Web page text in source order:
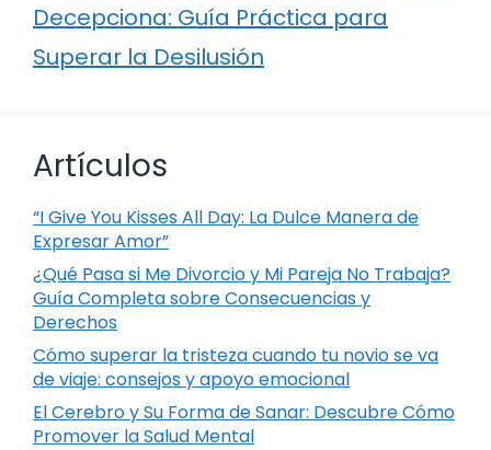
Decepciona: Guía Práctica para
Superar la Desilusión
Artículos
“I Give You Kisses All Day: La Dulce Manera de
Expresar Amor”
¿Qué Pasa si Me Divorcio y Mi Pareja No Trabaja?
Guía Completa sobre Consecuencias y
Derechos
Cómo superar la tristeza cuando tu novio se va
de viaje: consejos y apoyo emocional
El Cerebro y Su Forma de Sanar: Descubre Cómo
Promover la Salud Mental